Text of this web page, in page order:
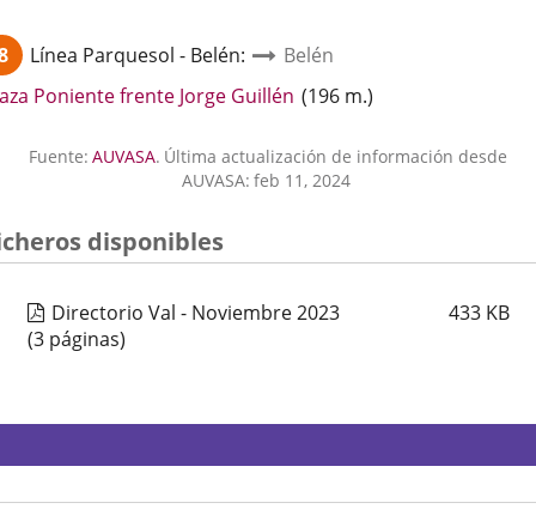
aplicación
externa.
Línea Parquesol - Belén:
Belén
Poniente frente Jorge Guillén Enlace
una
aplicación
(196 m.)
Fuente: AUVASA. Última actualización de información desde
AUVASA: feb 11, 2024
disponibles
Directorio Val - Noviembre 2023 433 KB
(3 páginas)